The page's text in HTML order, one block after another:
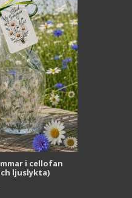
i cellofan
ljuslykta)